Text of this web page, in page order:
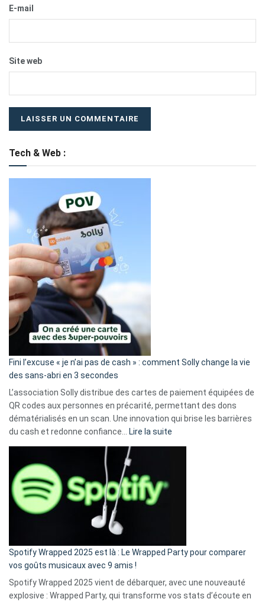
E-mail
Site web
Tech & Web :
Fini l’excuse « je n’ai pas de cash » : comment Solly change la vie
des sans-abri en 3 secondes
L’association Solly distribue des cartes de paiement équipées de
QR codes aux personnes en précarité, permettant des dons
dématérialisés en un scan. Une innovation qui brise les barrières
du cash et redonne confiance…
Lire la suite
»
Solly
Spotify Wrapped 2025 est là : Le Wrapped Party pour comparer
vos goûts musicaux avec 9 amis !
Spotify Wrapped 2025 vient de débarquer, avec une nouveauté
explosive : Wrapped Party, qui transforme vos stats d’écoute en